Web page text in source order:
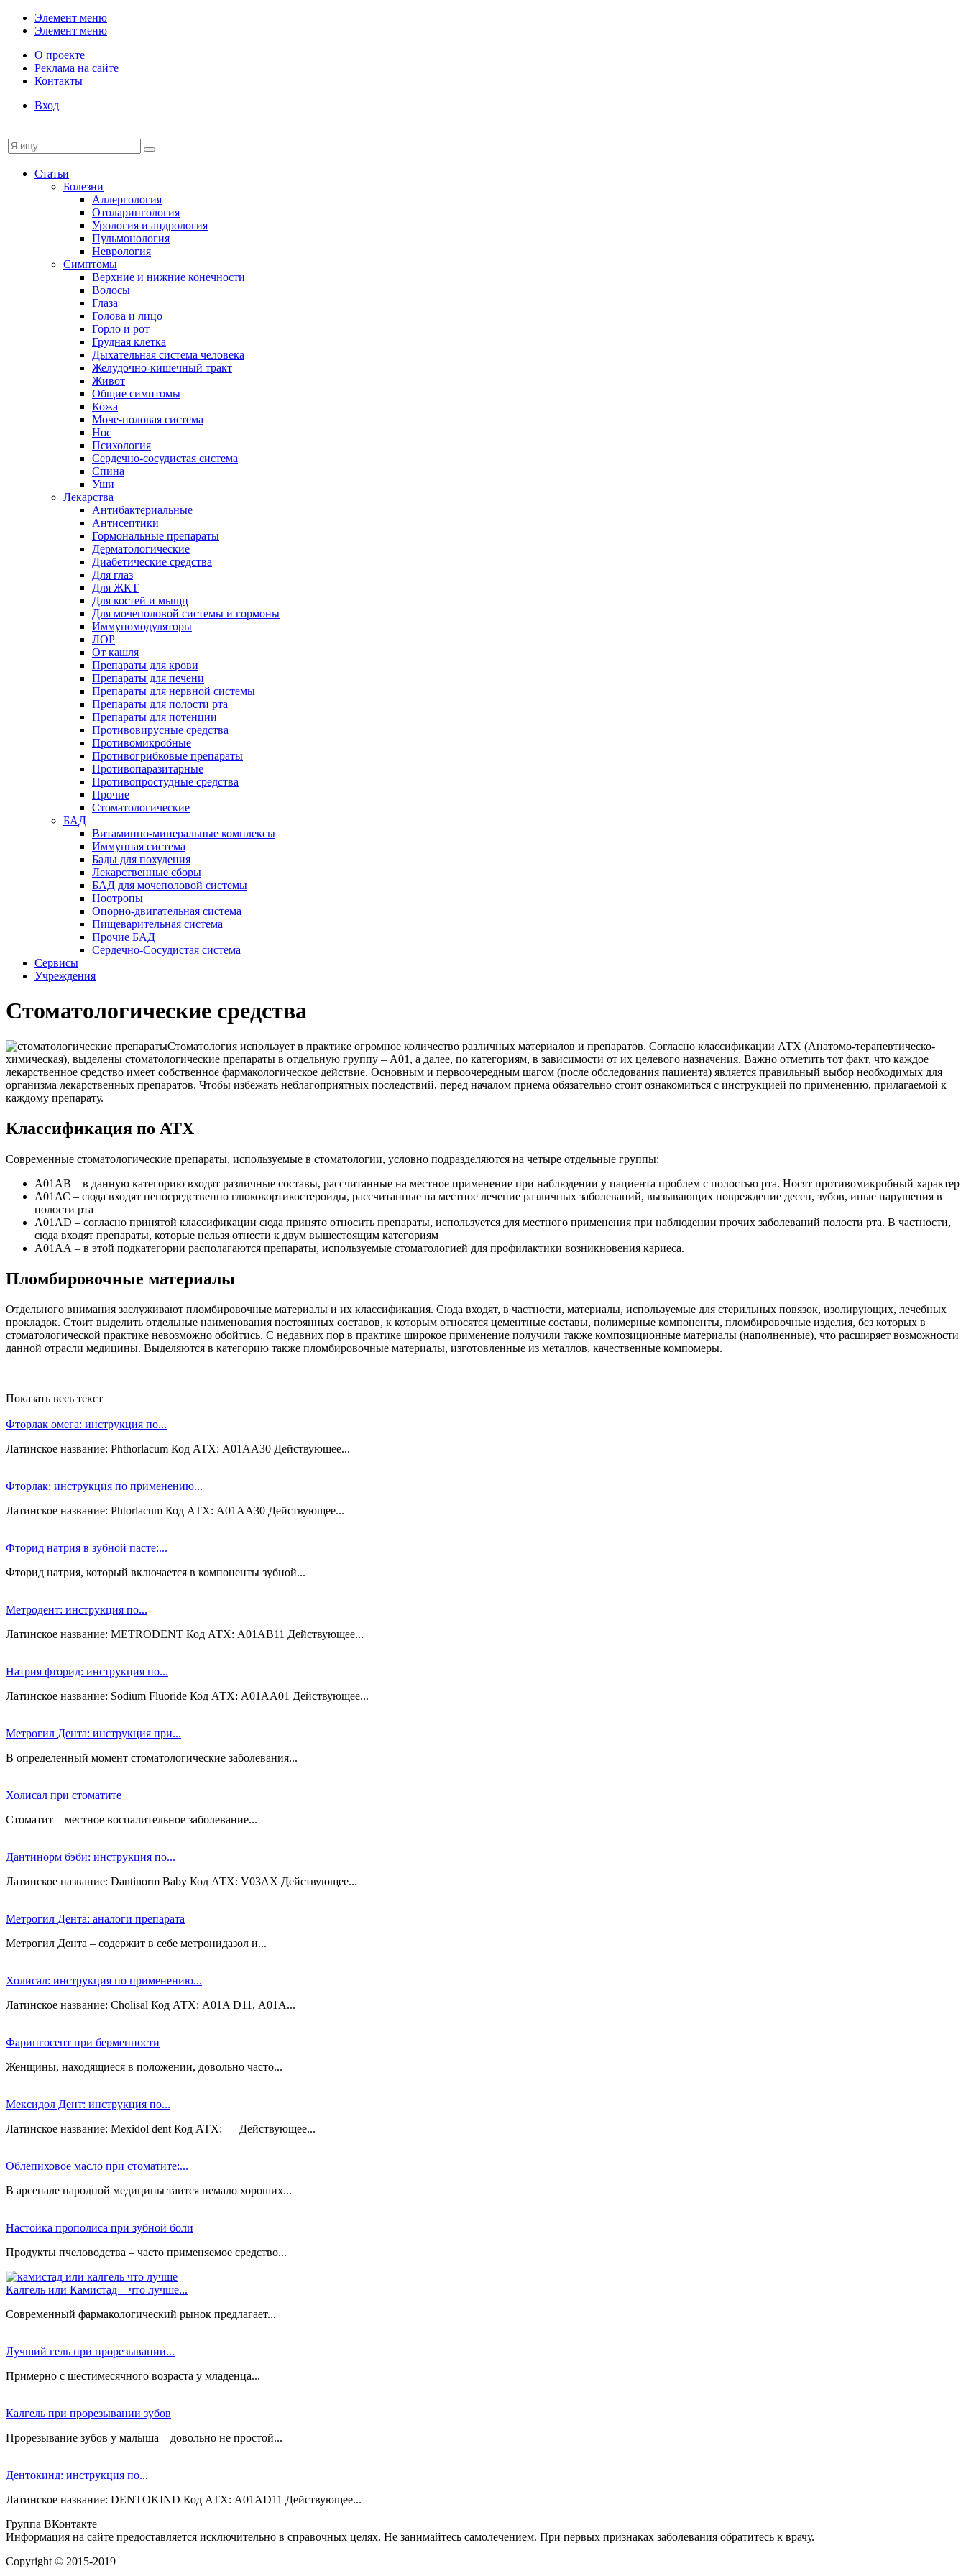
Элемент меню
Элемент меню
О проекте
Реклама на сайте
Контакты
Вход
Статьи
Болезни
Аллергология
Отоларингология
Урология и андрология
Пульмонология
Неврология
Симптомы
Верхние и нижние конечности
Волосы
Глаза
Голова и лицо
Горло и рот
Грудная клетка
Дыхательная система человека
Желудочно-кишечный тракт
Живот
Общие симптомы
Кожа
Моче-половая система
Нос
Психология
Сердечно-сосудистая система
Спина
Уши
Лекарства
Антибактериальные
Антисептики
Гормональные препараты
Дерматологические
Диабетические средства
Для глаз
Для ЖКТ
Для костей и мыщц
Для мочеполовой системы и гормоны
Иммуномодуляторы
ЛОР
От кашля
Препараты для крови
Препараты для печени
Препараты для нервной системы
Препараты для полости рта
Препараты для потенции
Противовирусные средства
Противомикробные
Противогрибковые препараты
Противопаразитарные
Противопростудные средства
Прочие
Стоматологические
БАД
Витаминно-минеральные комплексы
Иммунная система
Бады для похудения
Лекарственные сборы
БАД для мочеполовой системы
Ноотропы
Опорно-двигательная система
Пищеварительная система
Прочие БАД
Сердечно-Сосудистая система
Сервисы
Учреждения
Стоматологические средства
Стоматология использует в практике огромное количество различных материалов и препаратов. Согласно классификации АТХ (Анатомо-терапевтическо-
химическая), выделены стоматологические препараты в отдельную группу – А01, а далее, по категориям, в зависимости от их целевого назначения. Важно отметить тот факт, что каждое
лекарственное средство имеет собственное фармакологическое действие. Основным и первоочередным шагом (после обследования пациента) является правильный выбор необходимых для
организма лекарственных препаратов. Чтобы избежать неблагоприятных последствий, перед началом приема обязательно стоит ознакомиться с инструкцией по применению, прилагаемой к
каждому препарату.
Классификация по АТХ
Современные стоматологические препараты, используемые в стоматологии, условно подразделяются на четыре отдельные группы:
А01АВ – в данную категорию входят различные составы, рассчитанные на местное применение при наблюдении у пациента проблем с полостью рта. Носят противомикробный характер
А01АС – сюда входят непосредственно глюкокортикостероиды, рассчитанные на местное лечение различных заболеваний, вызывающих повреждение десен, зубов, иные нарушения в
полости рта
А01АD – согласно принятой классификации сюда принято относить препараты, используется для местного применения при наблюдении прочих заболеваний полости рта. В частности,
сюда входят препараты, которые нельзя отнести к двум вышестоящим категориям
А01АА – в этой подкатегории располагаются препараты, используемые стоматологией для профилактики возникновения кариеса.
Пломбировочные материалы
Отдельного внимания заслуживают пломбировочные материалы и их классификация. Сюда входят, в частности, материалы, используемые для стерильных повязок, изолирующих, лечебных
прокладок. Стоит выделить отдельные наименования постоянных составов, к которым относятся цементные составы, полимерные компоненты, пломбировочные изделия, без которых в
стоматологической практике невозможно обойтись. С недавних пор в практике широкое применение получили также композиционные материалы (наполненные), что расширяет возможности
данной отрасли медицины. Выделяются в категорию также пломбировочные материалы, изготовленные из металлов, качественные компомеры.
Показать весь текст
Фторлак омега: инструкция по...
Латинское название: Phthorlacum Код АТХ: A01AA30 Действующее...
Фторлак: инструкция по применению...
Латинское название: Phtorlacum Код АТХ: A01AA30 Действующее...
Фторид натрия в зубной пасте:...
Фторид натрия, который включается в компоненты зубной...
Метродент: инструкция по...
Латинское название: METRODENT Код АТХ: A01AB11 Действующее...
Натрия фторид: инструкция по...
Латинское название: Sodium Fluoride Код АТХ: A01AA01 Действующее...
Метрогил Дента: инструкция при...
В определенный момент стоматологические заболевания...
Холисал при стоматите
Стоматит – местное воспалительное заболевание...
Дантинорм бэби: инструкция по...
Латинское название: Dantinorm Baby Код АТХ: V03AX Действующее...
Метрогил Дента: аналоги препарата
Метрогил Дента – содержит в себе метронидазол и...
Холисал: инструкция по применению...
Латинское название: Cholisal Код АТХ: A01A D11, А01А...
Фарингосепт при берменности
Женщины, находящиеся в положении, довольно часто...
Мексидол Дент: инструкция по...
Латинское название: Mexidol dent Код АТХ: — Действующее...
Облепиховое масло при стоматите:...
В арсенале народной медицины таится немало хороших...
Настойка прополиса при зубной боли
Продукты пчеловодства – часто применяемое средство...
Калгель или Камистад – что лучше...
Современный фармакологический рынок предлагает...
Лучший гель при прорезывании...
Примерно с шестимесячного возраста у младенца...
Калгель при прорезывании зубов
Прорезывание зубов у малыша – довольно не простой...
Дентокинд: инструкция по...
Латинское название: DENTOKIND Код АТХ: A01AD11 Действующее...
Группа ВКонтакте
Информация на сайте предоставляется исключительно в справочных целях. Не занимайтесь самолечением. При первых признаках заболевания обратитесь к врачу.
Copyright © 2015-2019